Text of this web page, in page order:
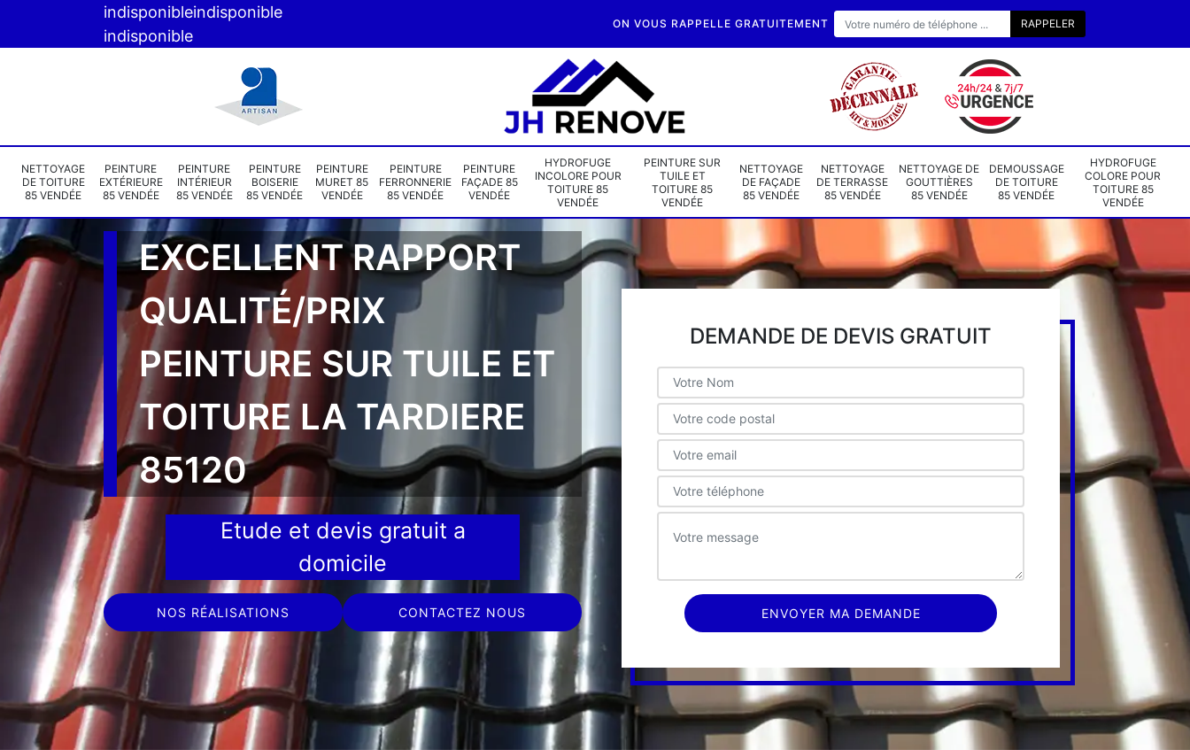
indisponibleindisponible
indisponible
ON VOUS RAPPELLE GRATUITEMENT
NETTOYAGE
DE TOITURE
85 VENDÉE
PEINTURE
EXTÉRIEURE
85 VENDÉE
PEINTURE
INTÉRIEUR
85 VENDÉE
PEINTURE
BOISERIE
85 VENDÉE
PEINTURE
MURET 85
VENDÉE
PEINTURE
FERRONNERIE
85 VENDÉE
PEINTURE
FAÇADE 85
VENDÉE
HYDROFUGE
INCOLORE POUR
TOITURE 85
VENDÉE
PEINTURE SUR
TUILE ET
TOITURE 85
VENDÉE
NETTOYAGE
DE FAÇADE
85 VENDÉE
NETTOYAGE
DE TERRASSE
85 VENDÉE
NETTOYAGE DE
GOUTTIÈRES
85 VENDÉE
DEMOUSSAGE
DE TOITURE
85 VENDÉE
HYDROFUGE
COLORE POUR
TOITURE 85
VENDÉE
EXCELLENT RAPPORT
QUALITÉ/PRIX
PEINTURE SUR TUILE ET
TOITURE LA TARDIERE
85120
Etude et devis gratuit a
domicile
NOS RÉALISATIONS CONTACTEZ NOUS
DEMANDE DE DEVIS GRATUIT